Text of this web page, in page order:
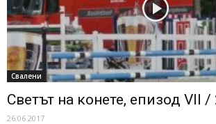
Свалени
Светът на конете, епизод VII
26.06.2017